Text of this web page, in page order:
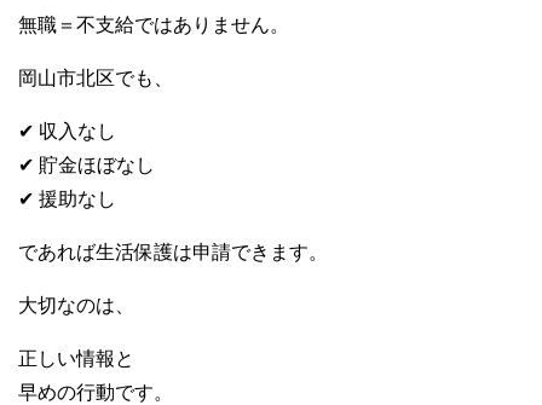
無職＝不支給ではありません。
岡山市北区でも、
✔ 収入なし
✔ 貯金ほぼなし
✔ 援助なし
であれば生活保護は申請できます。
大切なのは、
正しい情報と
早めの行動です。